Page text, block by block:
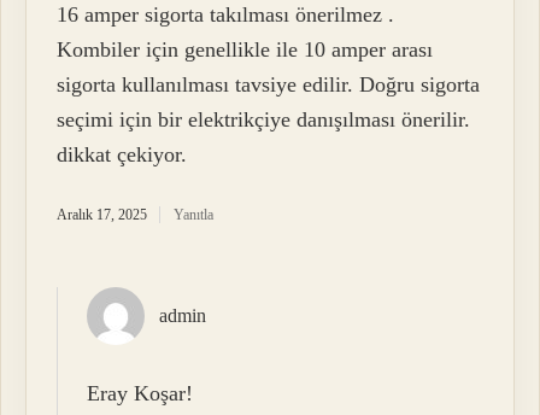
16 amper sigorta takılması önerilmez .
Kombiler için genellikle ile 10 amper arası
sigorta kullanılması tavsiye edilir. Doğru sigorta
seçimi için bir elektrikçiye danışılması önerilir.
dikkat çekiyor.
Aralık 17, 2025 Yanıtla
admin
Eray Koşar!